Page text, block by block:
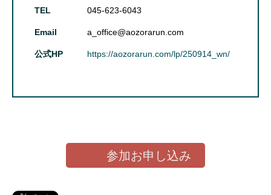
TEL 045-623-6043
Email a_office@aozorarun.com
公式HP https://aozorarun.com/lp/250914_wn/
参加お申し込み